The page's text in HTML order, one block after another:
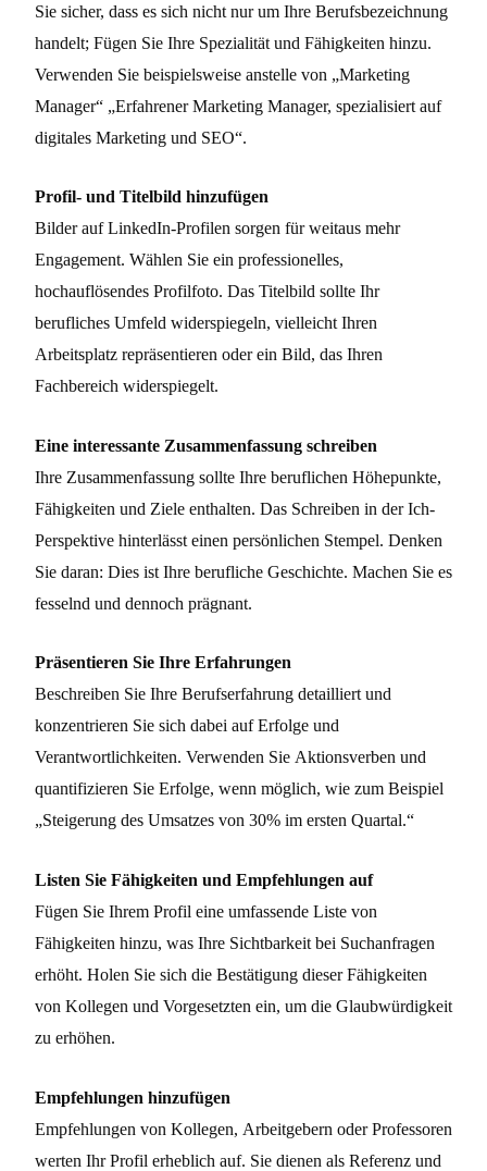
Sie sicher, dass es sich nicht nur um Ihre Berufsbezeichnung
handelt; Fügen Sie Ihre Spezialität und Fähigkeiten hinzu.
Verwenden Sie beispielsweise anstelle von „Marketing
Manager“ „Erfahrener Marketing Manager, spezialisiert auf
digitales Marketing und SEO“.
Profil- und Titelbild hinzufügen
Bilder auf LinkedIn-Profilen sorgen für weitaus mehr
Engagement. Wählen Sie ein professionelles,
hochauflösendes Profilfoto. Das Titelbild sollte Ihr
berufliches Umfeld widerspiegeln, vielleicht Ihren
Arbeitsplatz repräsentieren oder ein Bild, das Ihren
Fachbereich widerspiegelt.
Eine interessante Zusammenfassung schreiben
Ihre Zusammenfassung sollte Ihre beruflichen Höhepunkte,
Fähigkeiten und Ziele enthalten. Das Schreiben in der Ich-
Perspektive hinterlässt einen persönlichen Stempel. Denken
Sie daran: Dies ist Ihre berufliche Geschichte. Machen Sie es
fesselnd und dennoch prägnant.
Präsentieren Sie Ihre Erfahrungen
Beschreiben Sie Ihre Berufserfahrung detailliert und
konzentrieren Sie sich dabei auf Erfolge und
Verantwortlichkeiten. Verwenden Sie Aktionsverben und
quantifizieren Sie Erfolge, wenn möglich, wie zum Beispiel
„Steigerung des Umsatzes von 30% im ersten Quartal.“
Listen Sie Fähigkeiten und Empfehlungen auf
Fügen Sie Ihrem Profil eine umfassende Liste von
Fähigkeiten hinzu, was Ihre Sichtbarkeit bei Suchanfragen
erhöht. Holen Sie sich die Bestätigung dieser Fähigkeiten
von Kollegen und Vorgesetzten ein, um die Glaubwürdigkeit
zu erhöhen.
Empfehlungen hinzufügen
Empfehlungen von Kollegen, Arbeitgebern oder Professoren
werten Ihr Profil erheblich auf. Sie dienen als Referenz und